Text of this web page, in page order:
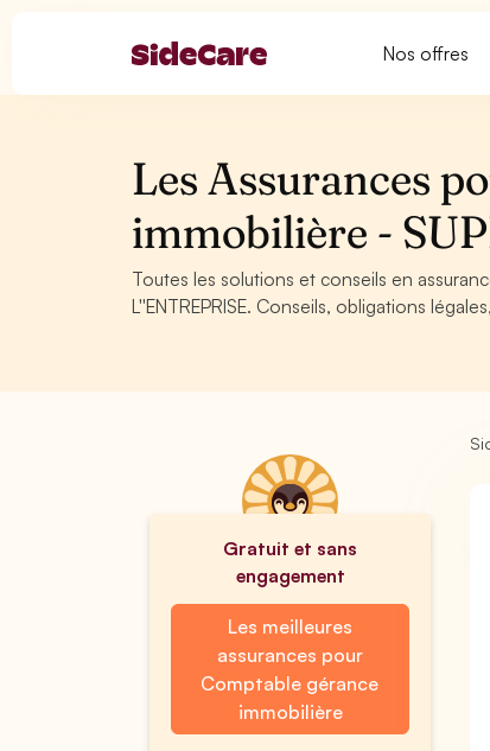
Nos offres
Les Assurances
immobilière -
Toutes les solutions et conseils en
L''ENTREPRISE. Conseils, obligations
Gratuit et sans
engagement
Les meilleures
assurances pour
Comptable gérance
immobilière